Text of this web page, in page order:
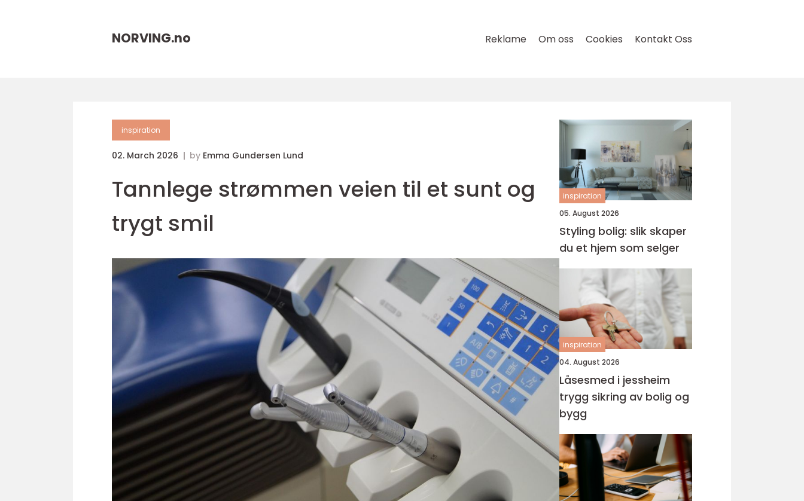
NORVING.no Reklame Om oss Cookies Kontakt Oss
inspiration
02. March 2026 by Emma Gundersen Lund
Tannlege strømmen veien til et sunt og
trygt smil
inspiration
05. August 2026
Styling bolig: slik skaper
du et hjem som selger
inspiration
04. August 2026
Låsesmed i jessheim
trygg sikring av bolig og
bygg